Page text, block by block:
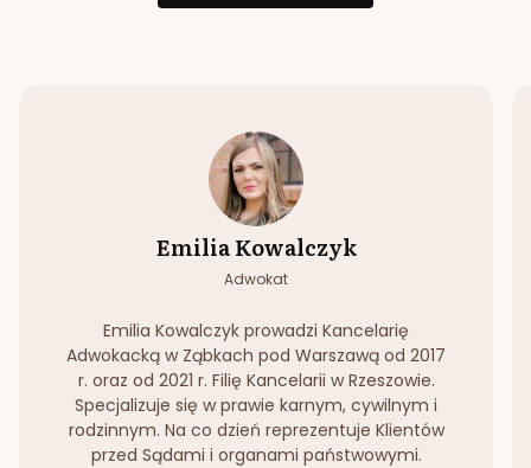
Emilia Kowalczyk
Adwokat
Emilia Kowalczyk prowadzi Kancelarię
Adwokacką w Ząbkach pod Warszawą od 2017
r. oraz od 2021 r. Filię Kancelarii w Rzeszowie.
Specjalizuje się w prawie karnym, cywilnym i
rodzinnym. Na co dzień reprezentuje Klientów
przed Sądami i organami państwowymi.